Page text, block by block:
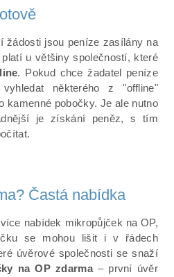
žádosti jsou peníze zasílány na
u většiny společností, které
. Pokud chce žadatel peníze
některého z "offline"
kamenné pobočky. Je ale nutno
je získání peněz, s tím
Častá nabídka
nabídek mikropůjček na OP,
se mohou lišit i v řádech
úvěrové společnosti se snaží
na OP zdarma– první úvěr